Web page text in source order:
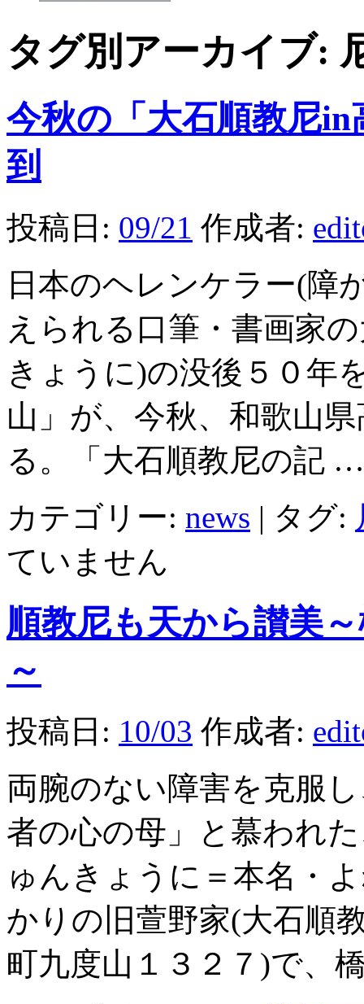
タグ別アーカイブ:
今秋の「大石順教尼
到
投稿日: 09/21 作成者:
日本のヘレンケラー(障
えられる口筆・書画家
きょうに)の没後５０年
山」が、今秋、和歌山
る。「大石順教尼の記
カテゴリー: news | タグ:
ていません
順教尼も天から讃美
～
投稿日: 10/03 作成者:
両腕のない障害を克服
者の心の母」と慕われ
ゅんきょうに＝本名・
かりの旧萱野家(大石順
町九度山１３２７)で、